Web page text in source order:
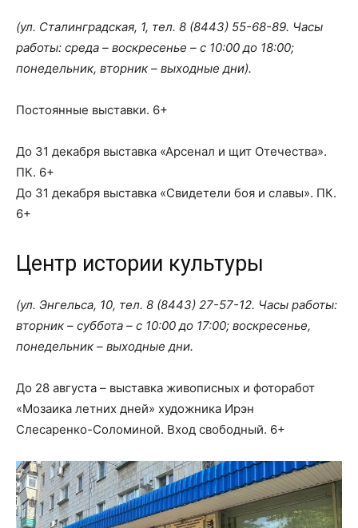
(ул. Сталинградская, 1, тел. 8 (8443) 55-68-89. Часы
работы: среда – воскресенье – с 10:00 до 18:00;
понедельник, вторник – выходные дни).
Постоянные выставки. 6+
До 31 декабря выставка «Арсенал и щит Отечества».
ПК. 6+
До 31 декабря выставка «Свидетели боя и славы». ПК.
6+
Центр истории культуры
(ул. Энгельса, 10, тел. 8 (8443) 27-57-12. Часы работы:
вторник – суббота – с 10:00 до 17:00; воскресенье,
понедельник – выходные дни.
До 28 августа – выставка живописных и фоторабот
«Мозаика летних дней» художника Ирэн
Слесаренко-Соломиной. Вход свободный. 6+